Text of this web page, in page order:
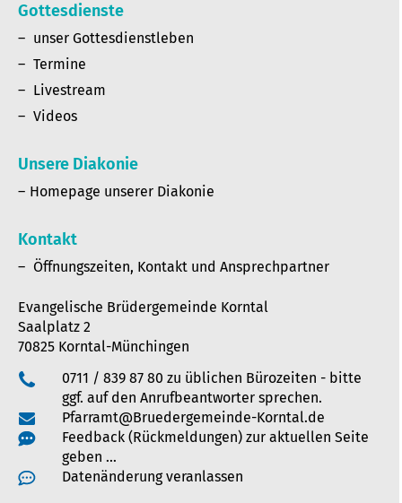
Gottesdienste
unser Gottesdienstleben
Termine
Livestream
Videos
Unsere Diakonie
Homepage unserer Diakonie
Kontakt
Öffnungszeiten, Kontakt und Ansprechpartner
Evangelische Brüdergemeinde Korntal
Saalplatz 2
70825 Korntal-Münchingen
0711 / 839 87 80 zu üblichen Bürozeiten - bitte
ggf. auf den Anrufbeantworter sprechen.
Pfarramt@Bruedergemeinde-Korntal.de
Feedback (Rückmeldungen) zur aktuellen Seite
geben …
Datenänderung veranlassen